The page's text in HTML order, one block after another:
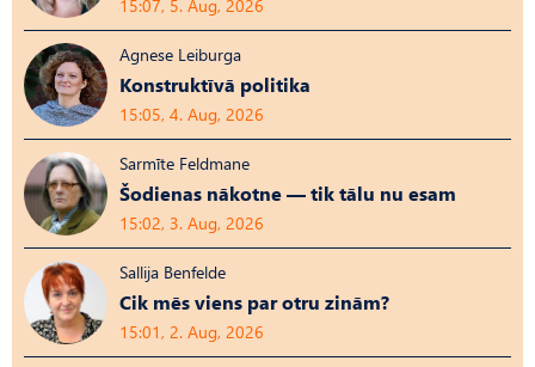
15:07, 5. Aug, 2026
Agnese Leiburga
Konstruktīvā politika
15:05, 4. Aug, 2026
Sarmīte Feldmane
Šodienas nākotne — tik tālu nu esam
15:02, 3. Aug, 2026
Sallija Benfelde
Cik mēs viens par otru zinām?
15:01, 2. Aug, 2026